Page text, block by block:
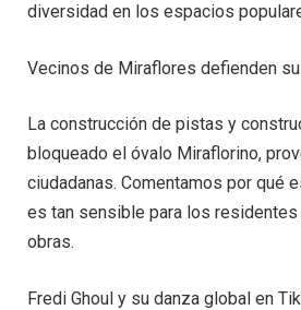
diversidad en los espacios
Vecinos de Miraflores defienden
La construcción de pistas y
bloqueado el óvalo Miraflorino,
ciudadanas. Comentamos por qué
es tan sensible para los
obras.
Fredi Ghoul y su danza global en